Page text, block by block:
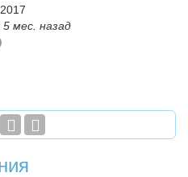
мес. назад